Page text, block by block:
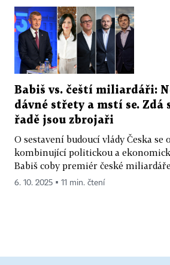
Babiš vs. čeští miliardáři:
dávné střety a mstí se. Zdá
řadě jsou zbrojaři
O sestavení budoucí vlády Česka se
kombinující politickou a
Babiš coby premiér české
6. 10. 2025 ▪ 11 min. čtení